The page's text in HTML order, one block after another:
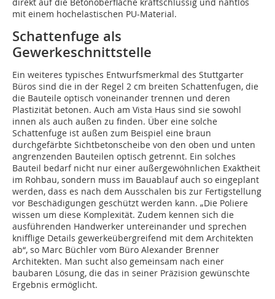
direkt auf die Betonoberfläche kraftschlüssig und nahtlos
mit einem hochelastischen PU-Material.
Schattenfuge als
Gewerkeschnittstelle
Ein weiteres typisches Entwurfsmerkmal des Stuttgarter
Büros sind die in der Regel 2 cm breiten Schattenfugen, die
die Bauteile optisch voneinander trennen und deren
Plastizität betonen. Auch am Vista Haus sind sie sowohl
innen als auch außen zu finden. Über eine solche
Schattenfuge ist außen zum Beispiel eine braun
durchgefärbte Sichtbetonscheibe von den oben und unten
angrenzenden Bauteilen optisch getrennt. Ein solches
Bauteil bedarf nicht nur einer außerge­­­wöhnlichen Exaktheit
im Rohbau, son­dern muss im Bauablauf auch so eingeplant
werden, dass es nach dem Ausschalen bis zur Fertigstellung
vor Beschädigungen geschützt werden kann. „Die Poliere
wissen um diese Komplexität. Zudem kennen sich die
ausführenden Handwerker untereinander und sprechen
knifflige Details gewerkeübergreifend mit dem Architekten
ab“, so Marc Büchler vom Büro Alexander Brenner
Architekten. Man sucht also gemeinsam nach einer
baubaren Lösung, die das in seiner Präzision gewünschte
Ergebnis ermöglicht.